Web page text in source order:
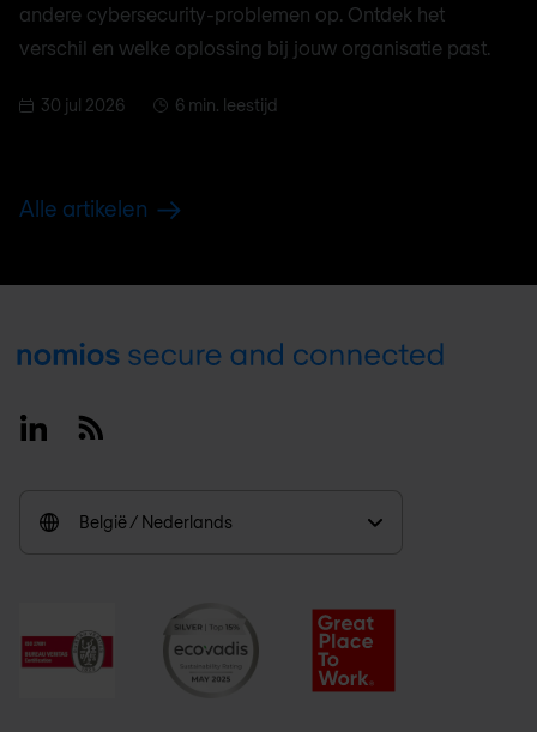
andere cybersecurity-problemen op. Ontdek het
verschil en welke oplossing bij jouw organisatie past.
30 jul 2026 6 min. leestijd
Alle artikelen
Footer
LinkedinRSS
België / Nederlands